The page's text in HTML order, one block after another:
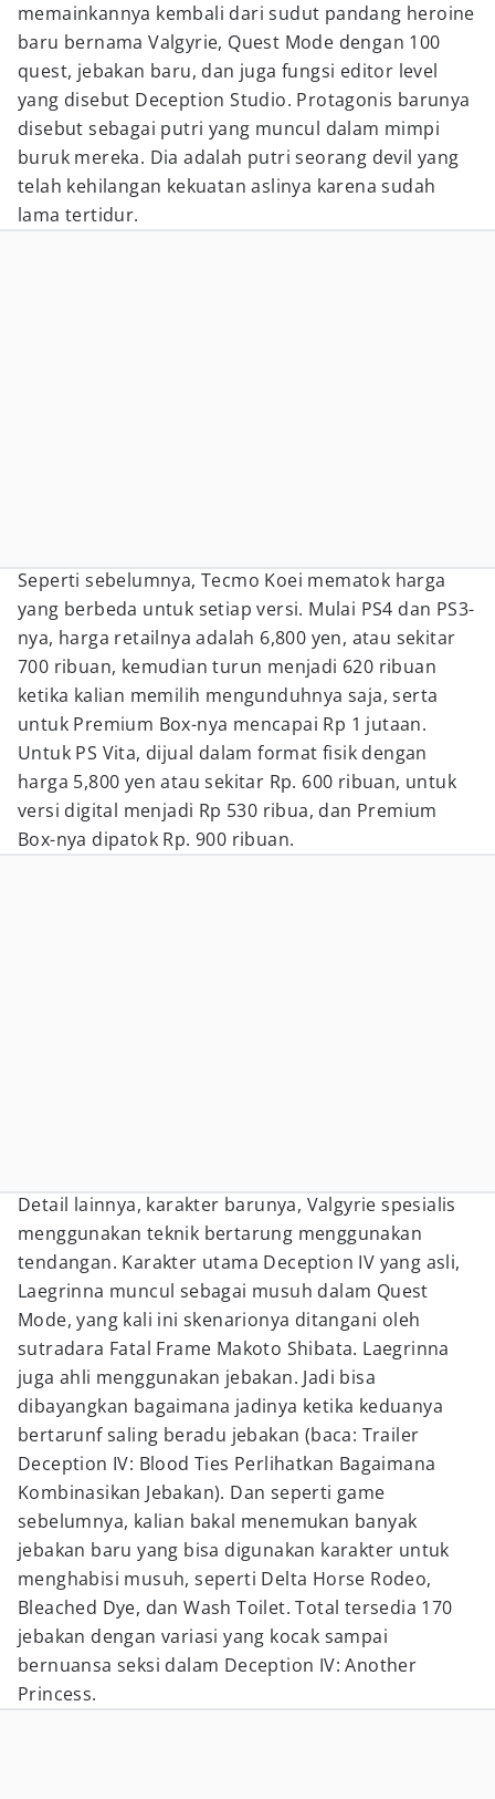
memainkannya kembali dari sudut pandang heroine
baru bernama Valgyrie, Quest Mode dengan 100
quest, jebakan baru, dan juga fungsi editor level
yang disebut Deception Studio. Protagonis barunya
disebut sebagai putri yang muncul dalam mimpi
buruk mereka. Dia adalah putri seorang devil yang
telah kehilangan kekuatan aslinya karena sudah
lama tertidur.
Seperti sebelumnya, Tecmo Koei mematok harga
yang berbeda untuk setiap versi. Mulai PS4 dan PS3-
nya, harga retailnya adalah 6,800 yen, atau sekitar
700 ribuan, kemudian turun menjadi 620 ribuan
ketika kalian memilih mengunduhnya saja, serta
untuk Premium Box-nya mencapai Rp 1 jutaan.
Untuk PS Vita, dijual dalam format fisik dengan
harga 5,800 yen atau sekitar Rp. 600 ribuan, untuk
versi digital menjadi Rp 530 ribua, dan Premium
Box-nya dipatok Rp. 900 ribuan.
Detail lainnya, karakter barunya, Valgyrie spesialis
menggunakan teknik bertarung menggunakan
tendangan. Karakter utama Deception IV yang asli,
Laegrinna muncul sebagai musuh dalam Quest
Mode, yang kali ini skenarionya ditangani oleh
sutradara Fatal Frame Makoto Shibata. Laegrinna
juga ahli menggunakan jebakan. Jadi bisa
dibayangkan bagaimana jadinya ketika keduanya
bertarunf saling beradu jebakan (baca: Trailer
Deception IV: Blood Ties Perlihatkan Bagaimana
Kombinasikan Jebakan). Dan seperti game
sebelumnya, kalian bakal menemukan banyak
jebakan baru yang bisa digunakan karakter untuk
menghabisi musuh, seperti Delta Horse Rodeo,
Bleached Dye, dan Wash Toilet. Total tersedia 170
jebakan dengan variasi yang kocak sampai
bernuansa seksi dalam Deception IV: Another
Princess.